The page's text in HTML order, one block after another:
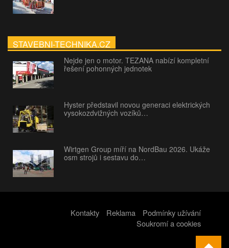
STAVEBNI-TECHNIKA.CZ
Nejde jen o motor. TEZANA nabízí kompletní
řešení pohonných jednotek
Hyster představil novou generaci elektrických
vysokozdvižných vozíků…
Wirtgen Group míří na NordBau 2026. Ukáže
osm strojů i sestavu do…
Kontakty Reklama
Podmínky užívání
Soukromí a cookies